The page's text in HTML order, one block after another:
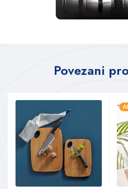
Povezani